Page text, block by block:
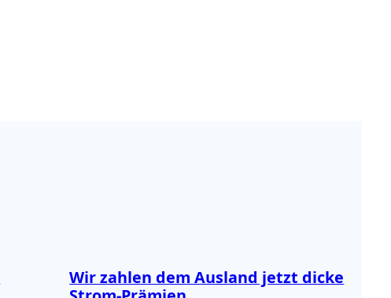
Wir zahlen dem Ausland jetzt dicke